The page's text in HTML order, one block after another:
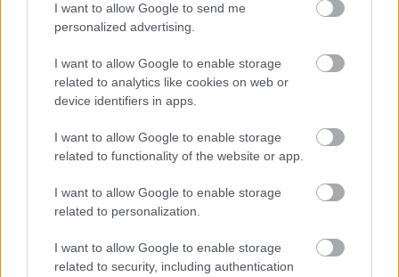
I want to allow Google to send me
personalized advertising.
I want to allow Google to enable storage
related to analytics like cookies on web or
device identifiers in apps.
I want to allow Google to enable storage
related to functionality of the website or app.
I want to allow Google to enable storage
related to personalization.
I want to allow Google to enable storage
related to security, including authentication
Tagged as
GARANTII
IMM
ÎNTREPRINDERI MICI ȘI MIJLOCII
MICROÎNTREPRINDERI